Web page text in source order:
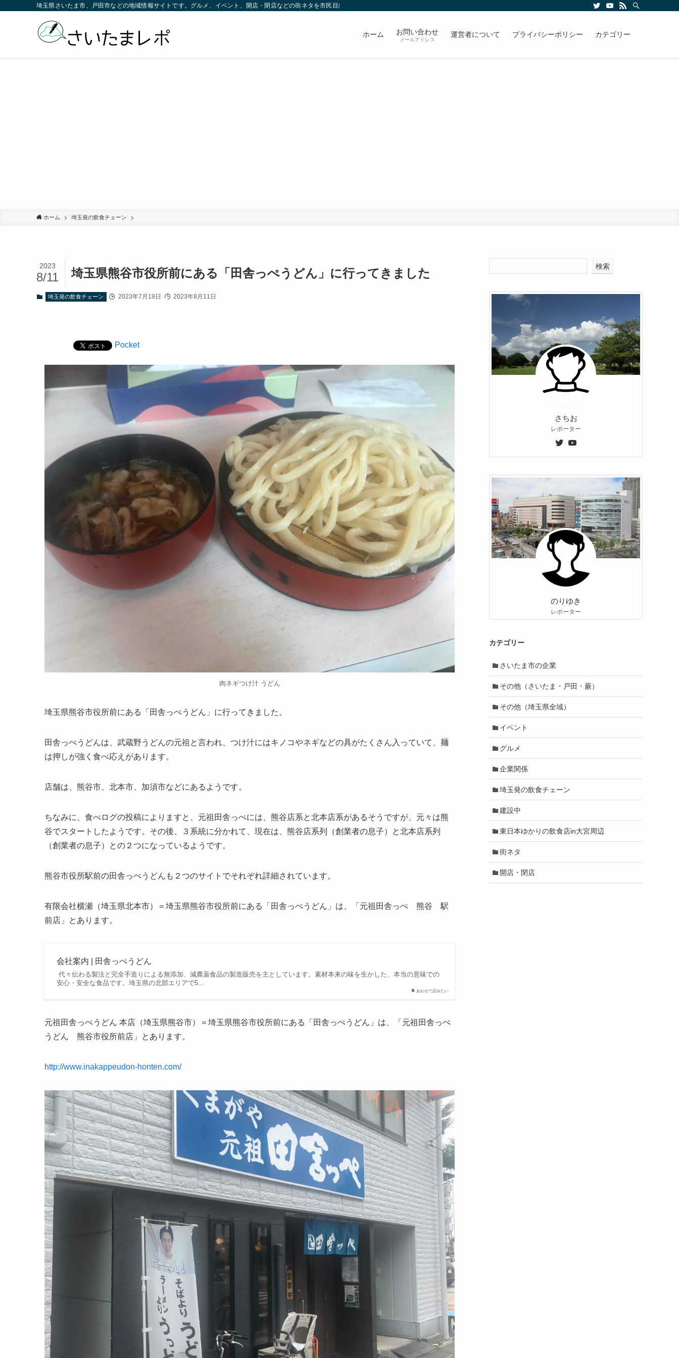
埼玉県さいたま市、戸田市などの地域情報サイトです。グルメ、イベント、開店・閉店などの街ネタを市民目線で発信していきます。
ホーム お問い合わせ
メールアドレス
運営者について プライバシーポリシー カテゴリー
ホーム 埼玉発の飲食チェーン
埼玉県熊谷市役所前にある「田舎っぺうどん」に行ってきました
2023
8/11
埼玉発の飲食チェーン 2023年7月19日 2023年8月11日
Pocket
肉ネギつけ汁 うどん
埼玉県熊谷市役所前にある「田舎っぺうどん」に行ってきました。
田舎っぺうどんは、武蔵野うどんの元祖と言われ、つけ汁にはキノコやネギなどの具がたくさん入っていて、麺
は押しが強く食べ応えがあります。
店舗は、熊谷市、北本市、加須市などにあるようです。
ちなみに、食べログの投稿によりますと、元祖田舎っぺには、熊谷店系と北本店系があるそうですが、元々は熊
谷でスタートしたようです。その後、３系統に分かれて、現在は、熊谷店系列（創業者の息子）と北本店系列
（創業者の息子）との２つになっているようです。
熊谷市役所駅前の田舎っぺうどんも２つのサイトでそれぞれ詳細されています。
有限会社横瀬（埼玉県北本市）＝埼玉県熊谷市役所前にある「田舎っぺうどん」は、「元祖田舎っぺ 熊谷 駅
前店」とあります。
あわせて読みたい
会社案内 | 田舎っぺうどん
代々伝わる製法と完全手造りによる無添加、減農薬食品の製造販売を主としています。素材本来の味を生かした、本当の意味での
安心・安全な食品です。埼玉県の北部エリアで5...
元祖田舎っぺうどん 本店（埼玉県熊谷市）＝埼玉県熊谷市役所前にある「田舎っぺうどん」は、「元祖田舎っぺ
うどん 熊谷市役所前店」とあります。
http://www.inakappeudon-honten.com/
検索
さちお
レポーター
のりゆき
レポーター
カテゴリー
さいたま市の企業
その他（さいたま・戸田・蕨）
その他（埼玉県全域）
イベント
グルメ
企業関係
埼玉発の飲食チェーン
建設中
東日本ゆかりの飲食店in大宮周辺
街ネタ
開店・閉店